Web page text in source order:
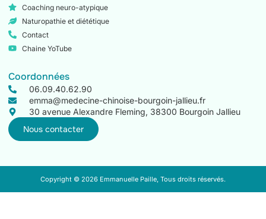
Coaching neuro-atypique
Naturopathie et diététique
Contact
Chaine YoTube
Coordonnées
06.09.40.62.90
emma@medecine-chinoise-bourgoin-jallieu.fr
30 avenue Alexandre Fleming, 38300 Bourgoin Jallieu
Nous contacter
Copyright © 2026 Emmanuelle Paille, Tous droits réservés.